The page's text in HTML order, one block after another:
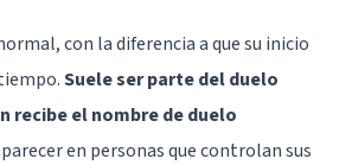
con la diferencia a que su inicio
Suele ser parte del duelo
recibe el nombre de duelo
en personas que controlan sus